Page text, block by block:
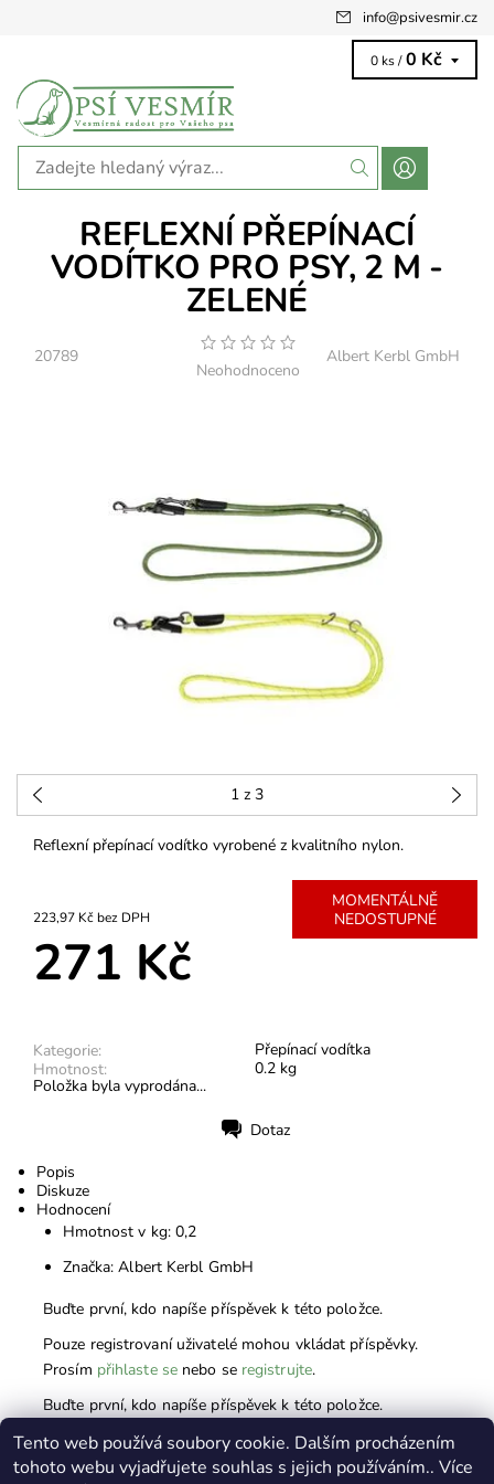
info@psivesmir.cz
0 ks / 0 Kč
REFLEXNÍ PŘEPÍNACÍ
VODÍTKO PRO PSY, 2 M -
ZELENÉ
20789
Neohodnoceno
Albert Kerbl GmbH
1 z 3
Reflexní přepínací vodítko vyrobené z kvalitního nylon.
223,97 Kč bez DPH
MOMENTÁLNĚ
NEDOSTUPNÉ
271 Kč
Kategorie:
Přepínací vodítka
Hmotnost:
0.2 kg
Položka byla vyprodána...
Dotaz
Popis
Diskuze
Hodnocení
Hmotnost v kg: 0,2
Značka: Albert Kerbl GmbH
Buďte první, kdo napíše příspěvek k této položce.
Pouze registrovaní uživatelé mohou vkládat příspěvky.
Prosím přihlaste senebo se registrujte.
Buďte první, kdo napíše příspěvek k této položce.
Pouze registrovaní uživatelé mohou vkládat hodnocení.
Prosímpřihlaste senebo seregistrujte.
Tento web používá soubory cookie. Dalším procházením
tohoto webu vyjadřujete souhlas s jejich používáním.. Více